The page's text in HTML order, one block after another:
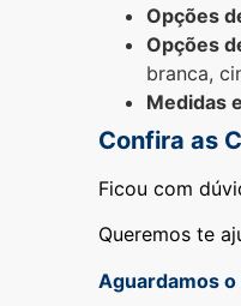
Opções
Opções
branca,
Medidas
Confira as
Ficou com
Queremos te
Aguardamos